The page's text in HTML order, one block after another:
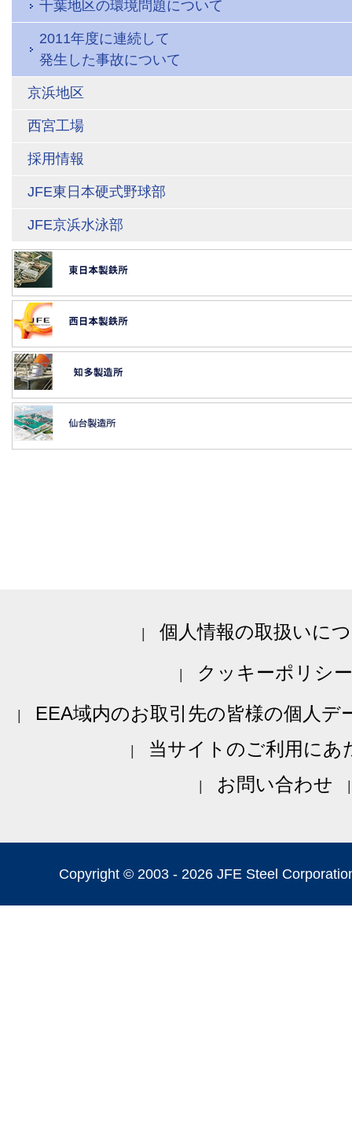
千葉地区の環境問題について
2011年度に連続して
発生した事故について
京浜地区
西宮工場
採用情報
JFE東日本硬式野球部
JFE京浜水泳部
個人情報の取扱いに
クッキーポリシー
EEA域内のお取引先の皆様の個人デ
当サイトのご利用にあ
お問い合わせ
Copyright © 2003 - 2026 JFE Steel